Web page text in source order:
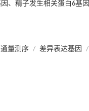
、精子发生相关蛋白6基
量测序 / 差异表达基因 /